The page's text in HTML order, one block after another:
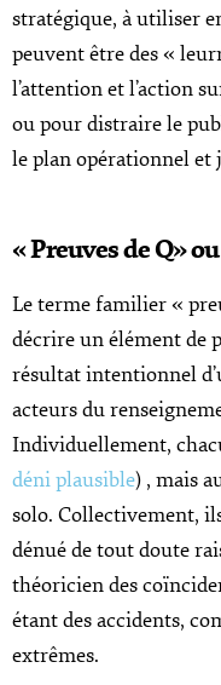
stratégique, à utiliser
peuvent être des «
l’attention et l’action
ou pour distraire le
le plan opérationnel
« Preuves de Q»
Le terme familier «
décrire un élément de
résultat intentionnel
acteurs du
Individuellement,
déni plausible) , mais
solo. Collectivement,
dénué de tout doute
théoricien des
étant des accidents,
extrêmes.